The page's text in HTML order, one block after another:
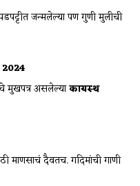
जन्मलेल्या पण गुणी मुलीची
मुखपत्र असलेल्याकायस्थ
माणसाचं दैवतच. गदिमांची गाणी